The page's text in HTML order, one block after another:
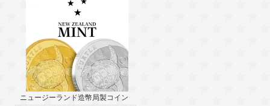
ニュージーランド造幣局製コイン